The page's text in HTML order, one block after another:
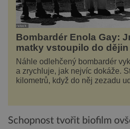
Bombardér Enola Gay:
matky vstoupilo do dějin
Náhle odlehčený bombardér
a zrychluje, jak nejvíc dokáže.
kilometrů, když do něj zezadu
Americké rozhodnutí svrhnout
Schopnost tvořit biofilm